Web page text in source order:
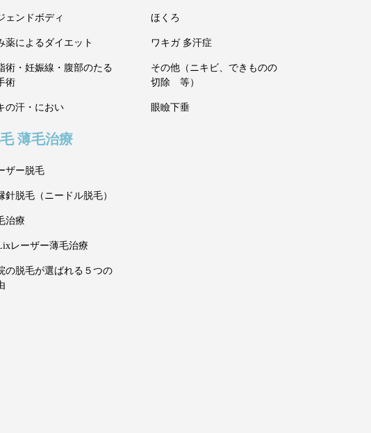
ェンドボディ
薬によるダイエット
術・妊娠線・腹部のたる
術
の汗・におい
薄毛治療
ザー脱毛
針脱毛（ニードル脱毛）
治療
レーザー薄毛治療
の脱毛が選ばれる５つの
ほくろ
ワキガ 多汗症
その他（ニキビ、できものの
切除 等）
眼瞼下垂